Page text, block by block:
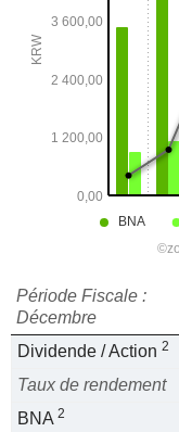
Période Fiscale :
Décembre
Dividende / Action 2
Taux de rendement
BNA 2